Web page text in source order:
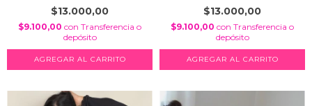
$13.000,00
$9.100,00 con Transferencia o
depósito
$13.000,00
$9.100,00 con Transferencia o
depósito